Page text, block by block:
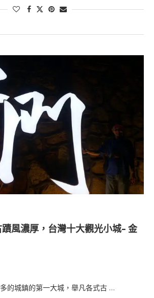
風濃厚，台灣十大觀光小城- 金
的城鎮的第一大城，舉凡各式古 …